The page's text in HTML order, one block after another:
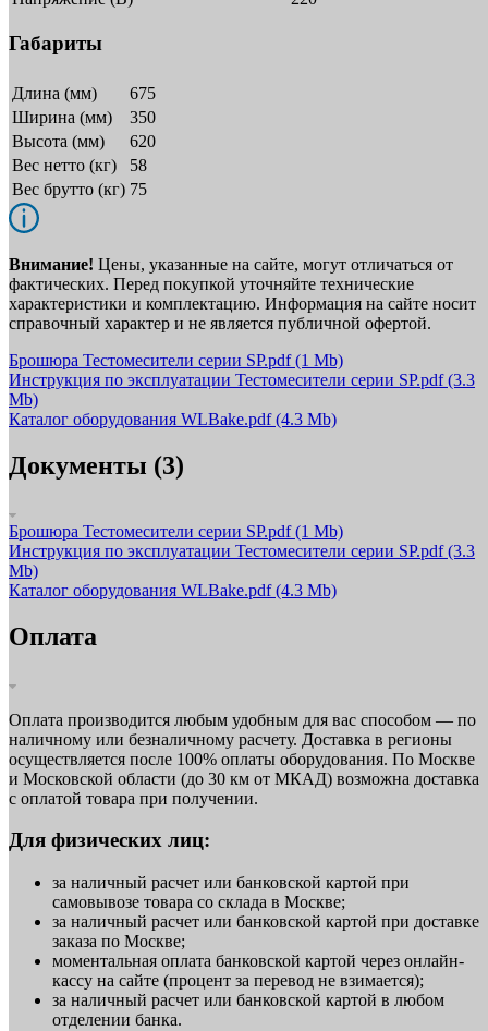
Габариты
Длина (мм)
675
Ширина (мм)
350
Высота (мм)
620
Вес нетто (кг)
58
Вес брутто (кг) 75
Внимание! Цены, указанные на сайте, могут отличаться от
фактических. Перед покупкой уточняйте технические
характеристики и комплектацию. Информация на сайте носит
справочный характер и не является публичной офертой.
Брошюра Тестомесители серии SP.pdf(1 Mb)
Инструкция по эксплуатации Тестомесители серии SP.pdf(3.3
Mb)
Каталог оборудования WLBake.pdf(4.3 Mb)
Документы (3)
Брошюра Тестомесители серии SP.pdf(1 Mb)
Инструкция по эксплуатации Тестомесители серии SP.pdf(3.3
Mb)
Каталог оборудования WLBake.pdf(4.3 Mb)
Оплата
Оплата производится любым удобным для вас способом — по
наличному или безналичному расчету. Доставка в регионы
осуществляется после 100% оплаты оборудования. По Москве
и Московской области (до 30 км от МКАД) возможна доставка
с оплатой товара при получении.
Для физических лиц:
за наличный расчет или банковской картой при
самовывозе товара со склада в Москве;
за наличный расчет или банковской картой при доставке
заказа по Москве;
моментальная оплата банковской картой через онлайн-
кассу на сайте (процент за перевод не взимается);
за наличный расчет или банковской картой в любом
отделении банка.